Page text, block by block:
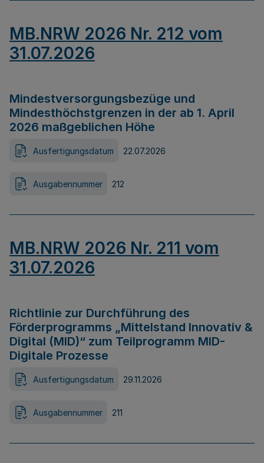
MB.NRW 2026 Nr. 212 vom
31.07.2026
Mindestversorgungsbezüge und
Mindesthöchstgrenzen in der ab 1. April
2026 maßgeblichen Höhe
Ausfertigungsdatum 22.07.2026
Ausgabennummer 212
MB.NRW 2026 Nr. 211 vom
31.07.2026
Richtlinie zur Durchführung des
Förderprogramms „Mittelstand Innovativ &
Digital (MID)“ zum Teilprogramm MID-
Digitale Prozesse
Ausfertigungsdatum 29.11.2026
Ausgabennummer 211